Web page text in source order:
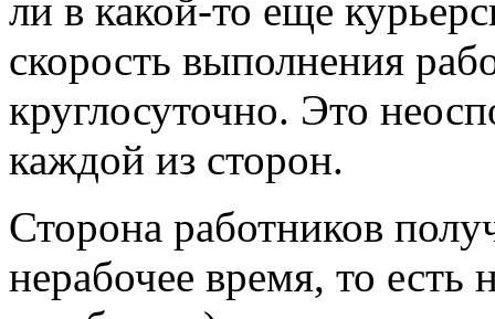
ли в какой-то еще
скорость выполнения
круглосуточно. Это
каждой из сторон.
Сторона работников
нерабочее время, то